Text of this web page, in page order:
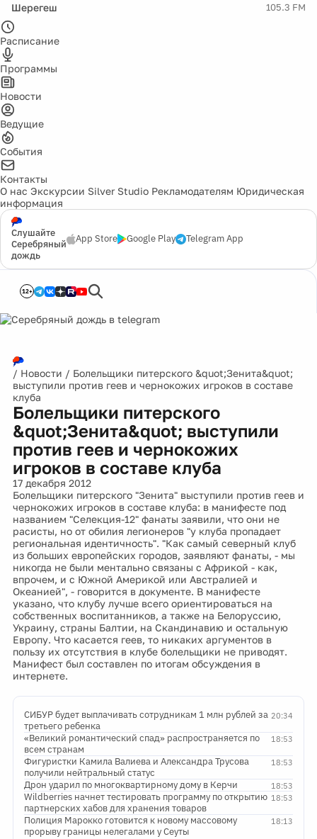
Шерегеш 105.3 FM
Расписание
Программы
Новости
Ведущие
События
Контакты
О нас Экскурсии Silver Studio Рекламодателям Юридическая
информация
Слушайте
Серебряный
дождь
App Store Google Play Telegram App
12+
/ Новости / Болельщики питерского &quot;Зенита&quot;
выступили против геев и чернокожих игроков в составе
клуба
Болельщики питерского
&quot;Зенита&quot; выступили
против геев и чернокожих
игроков в составе клуба
17 декабря 2012
Болельщики питерского "Зенита" выступили против геев и
чернокожих игроков в составе клуба: в манифесте под
названием "Селекция-12" фанаты заявили, что они не
расисты, но от обилия легионеров "у клуба пропадает
региональная идентичность". "Как самый северный клуб
из больших европейских городов, заявляют фанаты, - мы
никогда не были ментально связаны с Африкой - как,
впрочем, и с Южной Америкой или Австралией и
Океанией", - говорится в документе. В манифесте
указано, что клубу лучше всего ориентироваться на
собственных воспитанников, а также на Белоруссию,
Украину, страны Балтии, на Скандинавию и остальную
Европу. Что касается геев, то никаких аргументов в
пользу их отсутствия в клубе болельщики не приводят.
Манифест был составлен по итогам обсуждения в
интернете.
20:34
СИБУР будет выплачивать сотрудникам 1 млн рублей за
третьего ребенка
18:53
«Великий романтический спад» распространяется по
всем странам
18:53
Фигуристки Камила Валиева и Александра Трусова
получили нейтральный статус
18:53
Дрон ударил по многоквартирному дому в Керчи
18:53
Wildberries начнет тестировать программу по открытию
партнерских хабов для хранения товаров
18:13
Полиция Марокко готовится к новому массовому
прорыву границы нелегалами у Сеуты